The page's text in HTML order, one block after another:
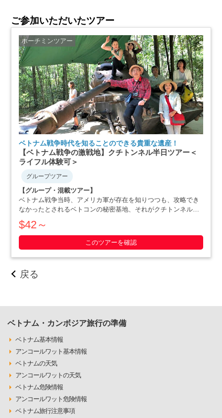
ご参加いただいたツアー
ホーチミンツアー
ベトナム戦争時代を知ることのできる貴重な遺産！
【ベトナム戦争の激戦地】クチトンネル半日ツアー＜
ライフル体験可＞
グループツアー
【グループ・混載ツアー】
ベトナム戦争当時、アメリカ軍が存在を知りつつも、攻略でき
なかったとされるベトコンの秘密基地、それがクチトンネルで
す。小柄な体格を活かした戦略で、アメリカ軍を撃退にまで追
いやったベトナム人の作戦の数々や彼らの暮らしぶりを追体験
できます。ホーチミン滞在最終日や、午後か・・・・・
$42～
このツアーを確認
戻る
ベトナム・カンボジア旅行の準備
ベトナム基本情報
アンコールワット基本情報
ベトナムの天気
アンコールワットの天気
ベトナム危険情報
アンコールワット危険情報
ベトナム旅行注意事項